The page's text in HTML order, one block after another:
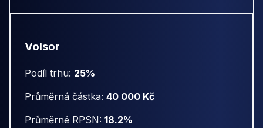
Volsor
Podíl trhu: 25%
Průměrná částka: 40 000 Kč
Průměrné RPSN: 18.2%